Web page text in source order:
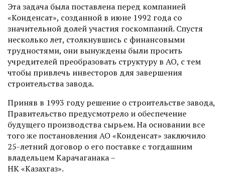
Эта задача была поставлена перед компанией
«Конденсат», созданной в июне 1992 года со
значительной долей участия гос­компаний. Спустя
несколько лет, столкнувшись с финансовыми
трудностями, они вынуждены были просить
учредителей преобразовать структуру в АО, с тем
чтобы привлечь инвесторов для завершения
строительства завода.
Приняв в 1993 году решение о строительстве завода,
Правительство предусмотрело и обеспечение
будущего производства сырьем. На основании все
того же постановления АО «Конденсат» заключило
25-летний договор о его поставке с тогдашним
владельцем Карачаганака –
НК «Казахгаз».